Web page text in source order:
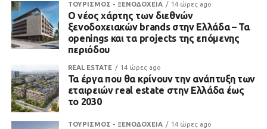
ΤΟΥΡΙΣΜΟΣ - ΞΕΝΟΔΟΧΕΙΑ 14 ώρες ago
Ο νέος χάρτης των διεθνών
ξενοδοχειακών brands στην Ελλάδα – Τα
openings και τα projects της επόμενης
περιόδου
REAL ESTATE 14 ώρες ago
Τα έργα που θα κρίνουν την ανάπτυξη των
εταιρειών real estate στην Ελλάδα έως
το 2030
ΤΟΥΡΙΣΜΟΣ - ΞΕΝΟΔΟΧΕΙΑ 14 ώρες ago